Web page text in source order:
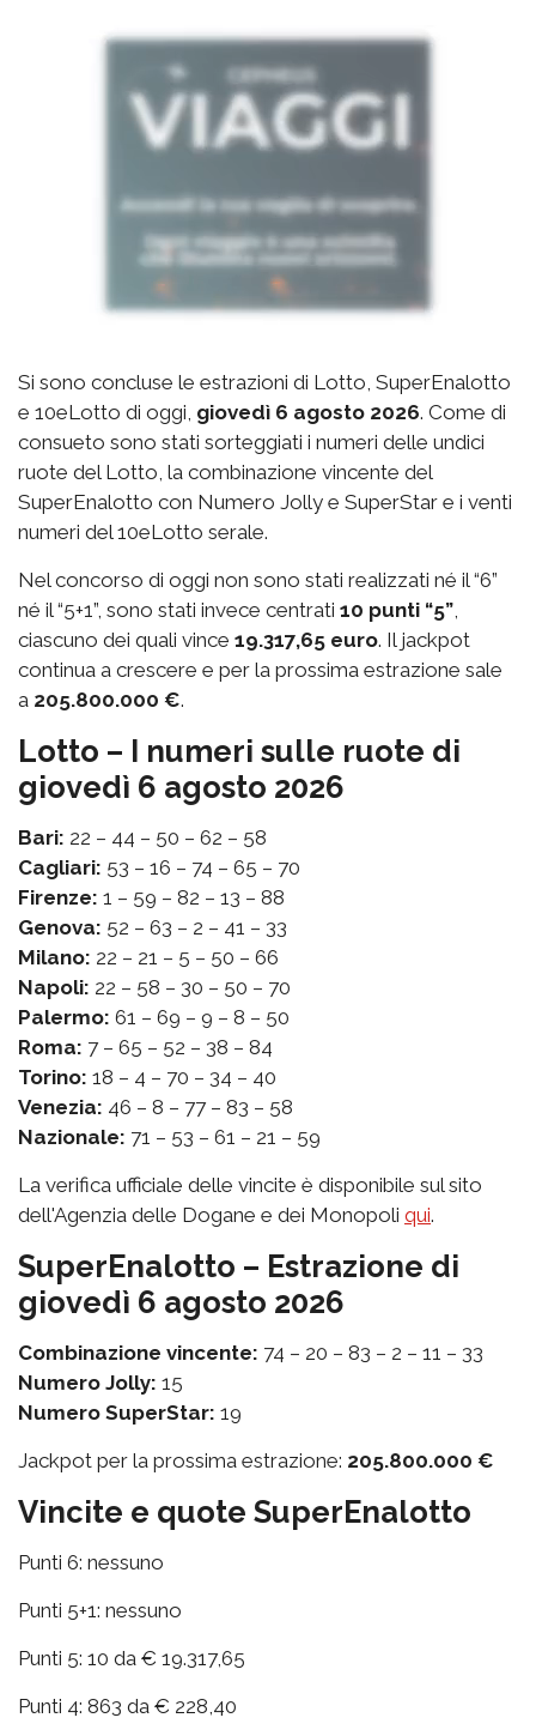
Si sono concluse le estrazioni di Lotto, SuperEnalotto
e 10eLotto di oggi, giovedì 6 agosto 2026. Come di
consueto sono stati sorteggiati i numeri delle undici
ruote del Lotto, la combinazione vincente del
SuperEnalotto con Numero Jolly e SuperStar e i venti
numeri del 10eLotto serale.
Nel concorso di oggi non sono stati realizzati né il “6”
né il “5+1”, sono stati invece centrati 10 punti “5”,
ciascuno dei quali vince 19.317,65 euro. Il jackpot
continua a crescere e per la prossima estrazione sale
a 205.800.000 €.
Lotto – I numeri sulle ruote di
giovedì 6 agosto 2026
Bari: 22 – 44 – 50 – 62 – 58
Cagliari: 53 – 16 – 74 – 65 – 70
Firenze: 1 – 59 – 82 – 13 – 88
Genova: 52 – 63 – 2 – 41 – 33
Milano: 22 – 21 – 5 – 50 – 66
Napoli: 22 – 58 – 30 – 50 – 70
Palermo: 61 – 69 – 9 – 8 – 50
Roma: 7 – 65 – 52 – 38 – 84
Torino: 18 – 4 – 70 – 34 – 40
Venezia: 46 – 8 – 77 – 83 – 58
Nazionale: 71 – 53 – 61 – 21 – 59
La verifica ufficiale delle vincite è disponibile sul sito
dell'Agenzia delle Dogane e dei Monopoli qui.
SuperEnalotto – Estrazione di
giovedì 6 agosto 2026
Combinazione vincente: 74 – 20 – 83 – 2 – 11 – 33
Numero Jolly: 15
Numero SuperStar: 19
Jackpot per la prossima estrazione: 205.800.000 €
Vincite e quote SuperEnalotto
Punti 6: nessuno
Punti 5+1: nessuno
Punti 5: 10 da € 19.317,65
Punti 4: 863 da € 228,40